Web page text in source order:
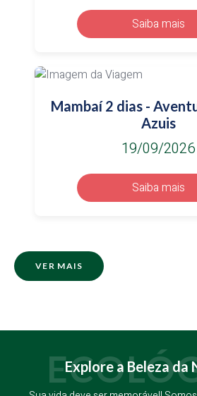
Saiba mais
Mambaí 2 dias -
Azuis
19/09/2026
Saiba mais
VER MAIS
Explore a Beleza da